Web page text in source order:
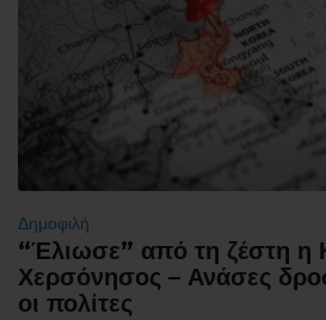
Δημοφιλή
“Έλιωσε” από τη ζέστη η
Χερσόνησος – Ανάσες
οι πολίτες